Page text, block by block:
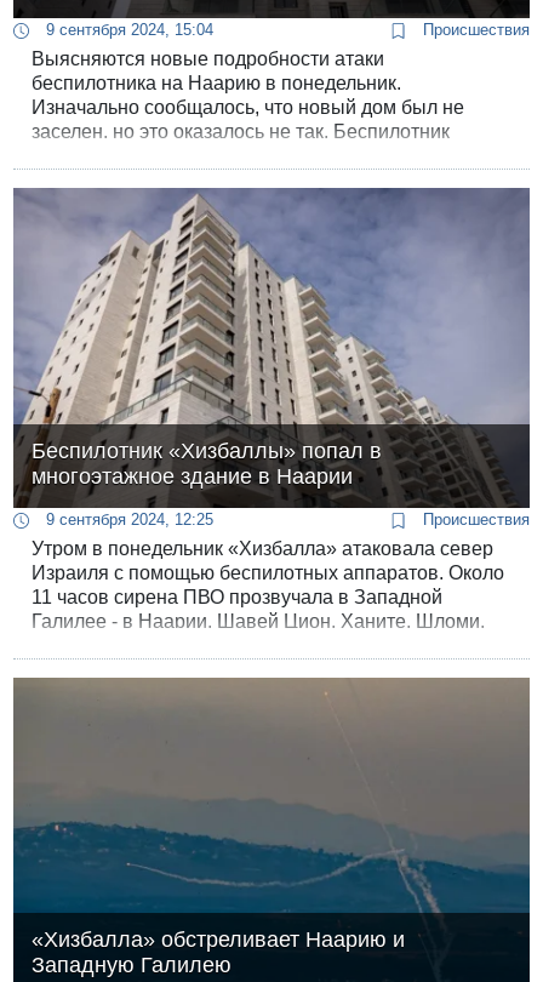
9 сентября 2024, 15:04 Происшествия
Выясняются новые подробности атаки
беспилотника на Наарию в понедельник.
Изначально сообщалось, что новый дом был не
заселен, но это оказалось не так. Беспилотник
Беспилотник «Хизбаллы» попал в
многоэтажное здание в Наарии
9 сентября 2024, 12:25 Происшествия
Утром в понедельник «Хизбалла» атаковала север
Израиля с помощью беспилотных аппаратов. Около
11 часов сирена ПВО прозвучала в Западной
Галилее - в Наарии, Шавей Цион, Ханите, Шломи,
в воздушное пространство над Западной Галилеей
«Хизбалла» обстреливает Наарию и
Западную Галилею